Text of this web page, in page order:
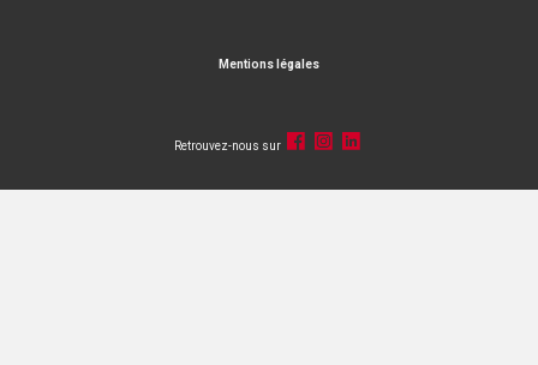
Mentions légales
Retrouvez-nous sur